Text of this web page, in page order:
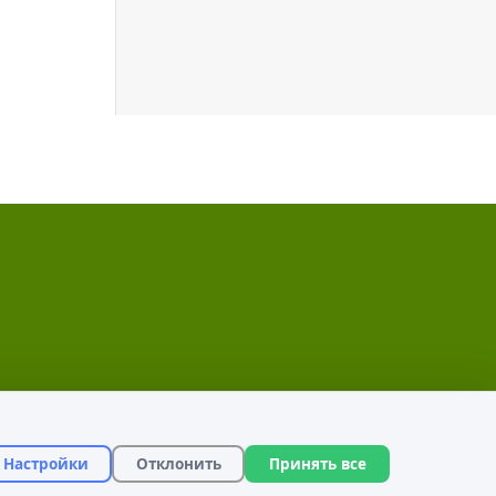
Настройки Отклонить Принять все